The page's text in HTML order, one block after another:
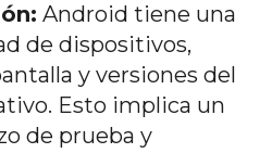
Android tiene una
de dispositivos,
y versiones del
Esto implica un
de prueba y